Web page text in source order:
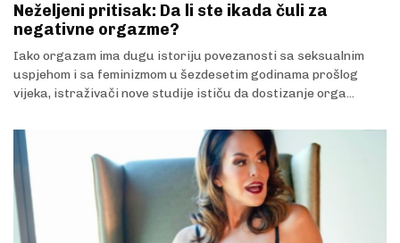
Neželjeni pritisak: Da li ste ikada čuli za
negativne orgazme?
Iako orgazam ima dugu istoriju povezanosti sa seksualnim
uspjehom i sa feminizmom u šezdesetim godinama prošlog
vijeka, istraživači nove studije ističu da dostizanje orga...